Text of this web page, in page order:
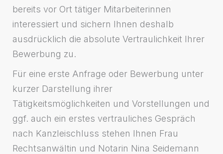
bereits vor Ort tätiger Mitarbeiterinnen
interessiert und sichern Ihnen deshalb
ausdrücklich die absolute Vertraulichkeit Ihrer
Bewerbung zu.
Für eine erste Anfrage oder Bewerbung unter
kurzer Darstellung ihrer
Tätigkeitsmöglichkeiten und Vorstellungen und
ggf. auch ein erstes vertrauliches Gespräch
nach Kanzleischluss stehen Ihnen Frau
Rechtsanwältin und Notarin Nina Seidemann